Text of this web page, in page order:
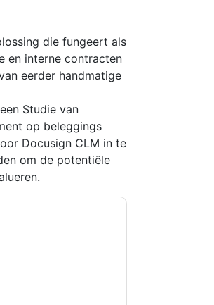
die fungeert als
en interne contracten
eerder handmatige
​​Studie van
op beleggings
Docusign CLM in te
om de potentiële